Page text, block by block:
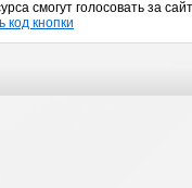
смогут голосовать за
код кнопки